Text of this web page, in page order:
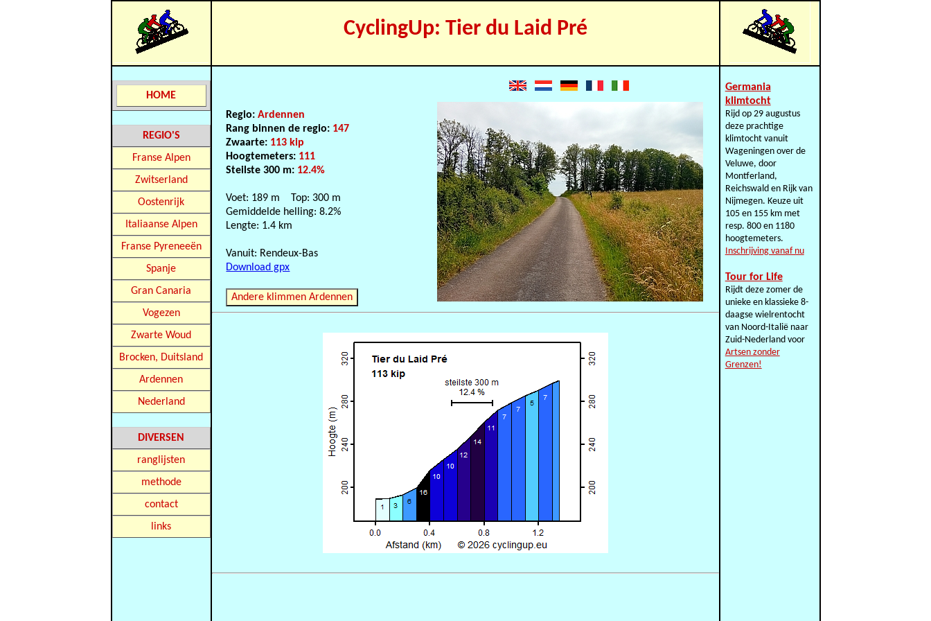
CyclingUp: Tier du Laid Pré
HOME
REGIO'S
Franse Alpen
Zwitserland
Oostenrijk
Italiaanse Alpen
Franse Pyreneeën
Spanje
Gran Canaria
Vogezen
Zwarte Woud
Brocken, Duitsland
Ardennen
Nederland
DIVERSEN
ranglijsten
methode
contact
links
Regio:Ardennen
Rang binnen de regio: 147
Zwaarte: 113 kip
Hoogtemeters: 111
Steilste 300 m: 12.4%
Voet: 189 m Top: 300 m
Gemiddelde helling: 8.2%
Lengte: 1.4 km
Vanuit: Rendeux-Bas
Download gpx
Andere klimmen Ardennen
Germania
klimtocht
Rijd op 29 augustus
deze prachtige
klimtocht vanuit
Wageningen over de
Veluwe, door
Montferland,
Reichswald en Rijk van
Nijmegen. Keuze uit
105 en 155 km met
resp. 800 en 1180
hoogtemeters.
Inschrijving vanaf nu
Tour for Life
Rijdt deze zomer de
unieke en klassieke 8-
daagse wielrentocht
van Noord-Italië naar
Zuid-Nederland voor
Artsen zonder
Grenzen!